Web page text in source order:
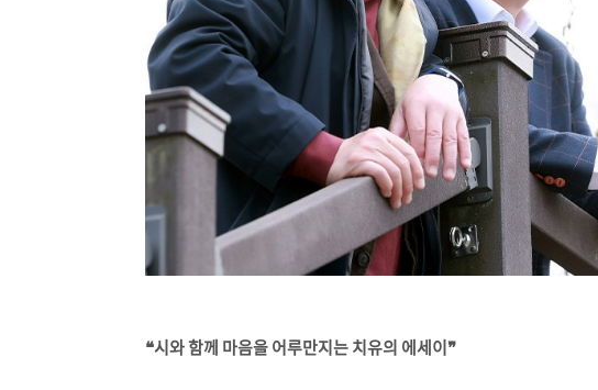
❝시와 함께 마음을 어루만지는 치유의 에세이❞